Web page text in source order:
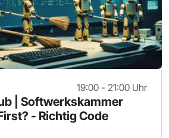
19:00 - 21:00 Uhr
| Softwerkskammer
- Richtig Code